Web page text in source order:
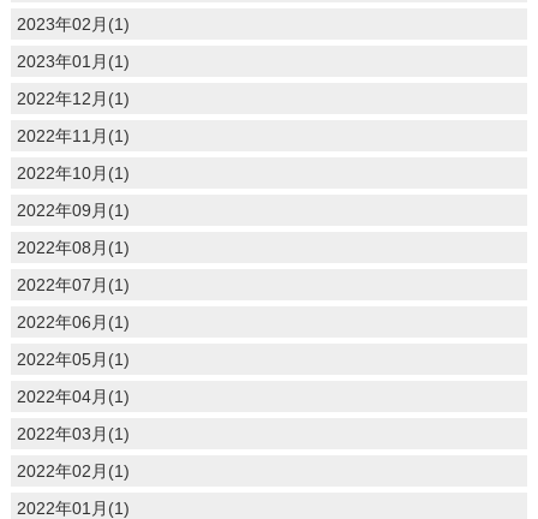
2023年02月(1)
2023年01月(1)
2022年12月(1)
2022年11月(1)
2022年10月(1)
2022年09月(1)
2022年08月(1)
2022年07月(1)
2022年06月(1)
2022年05月(1)
2022年04月(1)
2022年03月(1)
2022年02月(1)
2022年01月(1)